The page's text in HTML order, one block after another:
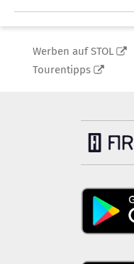
Werben auf STOL
Tourentipps